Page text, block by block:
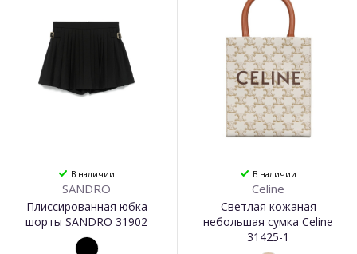
В наличии
SANDRO
Плиссированная юбка
шорты SANDRO 31902
В наличии
Celine
Светлая кожаная
небольшая сумка Celine
31425-1